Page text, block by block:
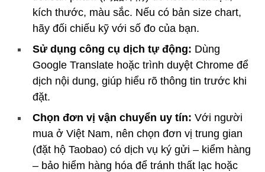
kích thước, màu sắc. Nếu có bản size chart,
hãy đối chiếu kỹ với số đo của bạn.
Sử dụng công cụ dịch tự động: Dùng
Google Translate hoặc trình duyệt Chrome để
dịch nội dung, giúp hiểu rõ thông tin trước khi
đặt.
Chọn đơn vị vận chuyển uy tín: Với người
mua ở Việt Nam, nên chọn đơn vị trung gian
(đặt hộ Taobao) có dịch vụ ký gửi – kiểm hàng
– bảo hiểm hàng hóa để tránh thất lạc hoặc